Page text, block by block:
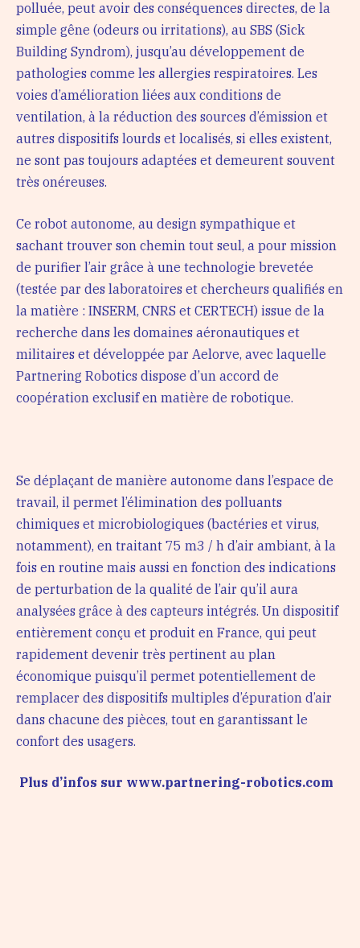
polluée, peut avoir des conséquences directes, de la
simple gêne (odeurs ou irritations), au SBS (Sick
Building Syndrom), jusqu’au développement de
pathologies comme les allergies respiratoires. Les
voies d’amélioration liées aux conditions de
ventilation, à la réduction des sources d’émission et
autres dispositifs lourds et localisés, si elles existent,
ne sont pas toujours adaptées et demeurent souvent
très onéreuses.
Ce robot autonome, au design sympathique et
sachant trouver son chemin tout seul, a pour mission
de purifier l’air grâce à une technologie brevetée
(testée par des laboratoires et chercheurs qualifiés en
la matière : INSERM, CNRS et CERTECH) issue de la
recherche dans les domaines aéronautiques et
militaires et développée par Aelorve, avec laquelle
Partnering Robotics dispose d’un accord de
coopération exclusif en matière de robotique.
Se déplaçant de manière autonome dans l’espace de
travail, il permet l’élimination des polluants
chimiques et microbiologiques (bactéries et virus,
notamment), en traitant 75 m3 / h d’air ambiant, à la
fois en routine mais aussi en fonction des indications
de perturbation de la qualité de l’air qu’il aura
analysées grâce à des capteurs intégrés. Un dispositif
entièrement conçu et produit en France, qui peut
rapidement devenir très pertinent au plan
économique puisqu’il permet potentiellement de
remplacer des dispositifs multiples d’épuration d’air
dans chacune des pièces, tout en garantissant le
confort des usagers.
Plus d’infos sur www.partnering-robotics.com